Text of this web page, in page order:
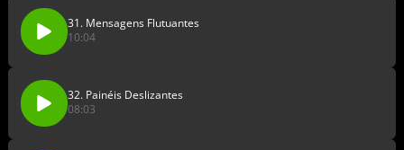
31. Mensagens Flutuantes
10:04
32. Painéis Deslizantes
08:03